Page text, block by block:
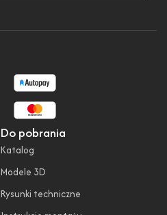
Do pobrania
Katalog
Modele 3D
Rysunki techniczne